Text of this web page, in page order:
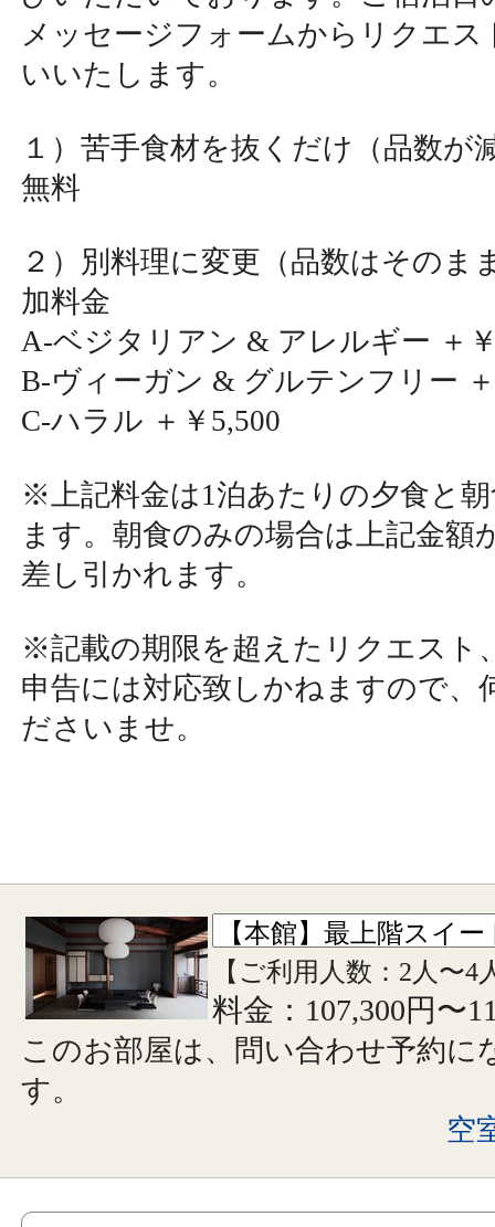
メッセージフォームからリクエス
いいたします。
１）苦手食材を抜くだけ（品数
無料
２）別料理に変更（品数はその
加料金
A-ベジタリアン & アレルギー ＋
B-ヴィーガン & グルテンフリー
C-ハラル ＋￥5,500
※上記料金は1泊あたりの夕食と
ます。朝食のみの場合は上記金額
差し引かれます。
※記載の期限を超えたリクエスト
申告には対応致しかねますので、
ださいませ。
【ご利用人数：2人〜4
料金：107,300円〜
このお部屋は、問い合わせ予約に
す。
空